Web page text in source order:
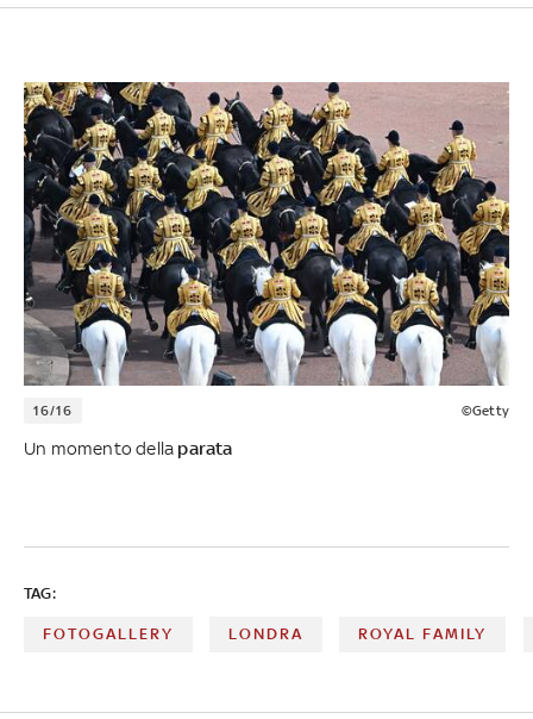
16/16 ©Getty
Un momento della parata
TAG:
FOTOGALLERY LONDRA ROYAL FAMILY